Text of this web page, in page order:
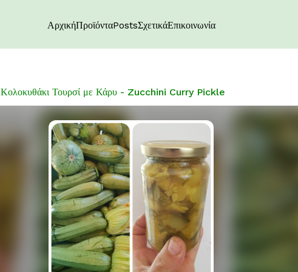
ΑρχικήΠροϊόνταPostsΣχετικάΕπικοινωνία
Κολοκυθάκι Τουρσί με Κάρυ - Zucchini Curry Pickle